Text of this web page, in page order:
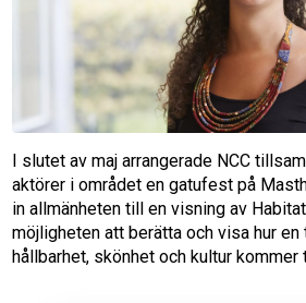
I slutet av maj arrangerade NCC
aktörer i området en gatufest på
in allmänheten till en visning av
möjligheten att berätta och visa hur
hållbarhet, skönhet och kultur kommer